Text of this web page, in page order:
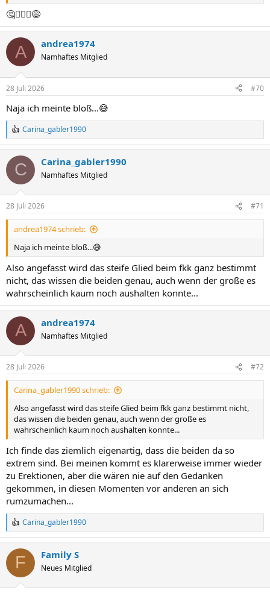
🤔🤷🏼‍♂️😅
A andrea1974
Namhaftes Mitglied
28 Juli 2026 #70
Naja ich meinte bloß...😅
R
e
a
k
i
e
n
Carina_gabler1990
C Carina_gabler1990
Namhaftes Mitglied
28 Juli 2026 #71
andrea1974 schrieb:
Naja ich meinte bloß...😅
Also angefasst wird das steife Glied beim fkk ganz bestimmt
nicht, das wissen die beiden genau, auch wenn der große es
wahrscheinlich kaum noch aushalten konnte...
A andrea1974
Namhaftes Mitglied
28 Juli 2026 #72
Carina_gabler1990 schrieb:
Also angefasst wird das steife Glied beim fkk ganz bestimmt nicht,
das wissen die beiden genau, auch wenn der große es
wahrscheinlich kaum noch aushalten konnte...
Ich finde das ziemlich eigenartig, dass die beiden da so
extrem sind. Bei meinen kommt es klarerweise immer wieder
zu Erektionen, aber die wären nie auf den Gedanken
gekommen, in diesen Momenten vor anderen an sich
rumzumachen...
R
e
a
k
i
Carina_gabler1990
F Family S
Neues Mitglied